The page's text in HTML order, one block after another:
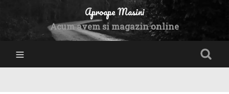
Aproape Masini
Acum avem si magazin online